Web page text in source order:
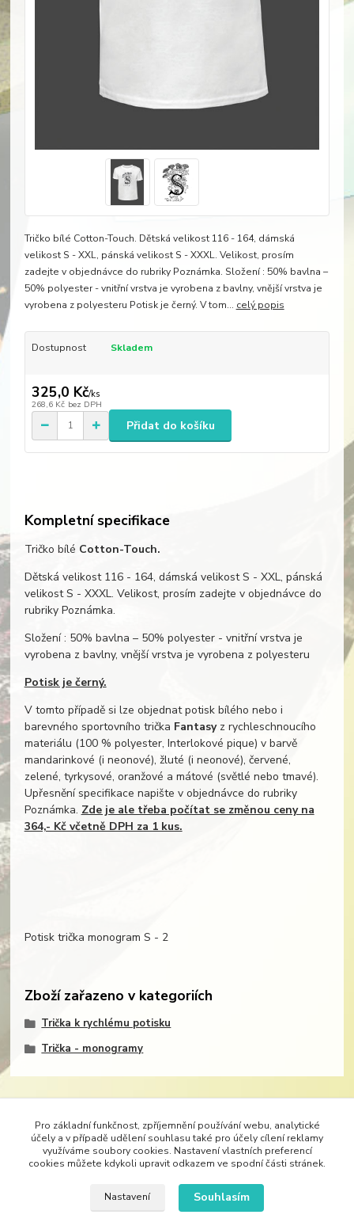
Tričko bílé Cotton-Touch. Dětská velikost 116 - 164, dámská
velikost S - XXL, pánská velikost S - XXXL. Velikost, prosím
zadejte v objednávce do rubriky Poznámka. Složení : 50% bavlna –
50% polyester - vnitřní vrstva je vyrobena z bavlny, vnější vrstva je
vyrobena z polyesteru Potisk je černý. V tom... celý popis
Dostupnost Skladem
325,0 Kč/ks
268,6 Kč bez DPH
Přidat do košíku
Kompletní specifikace
Tričko bílé Cotton-Touch.
Dětská velikost 116 - 164, dámská velikost S - XXL, pánská
velikost S - XXXL. Velikost, prosím zadejte v objednávce do
rubriky Poznámka.
Složení : 50% bavlna – 50% polyester - vnitřní vrstva je
vyrobena z bavlny, vnější vrstva je vyrobena z polyesteru
Potisk je černý.
V tomto případě si lze objednat potisk bílého nebo i
barevného sportovního trička Fantasyz rychleschnoucího
materiálu (100 % polyester, Interlokové pique) v barvě
mandarinkové (i neonové), žluté (i neonové), červené,
zelené, tyrkysové, oranžové a mátové (světlé nebo tmavé).
Upřesnění specifikace napište v objednávce do rubriky
Poznámka. Zde je ale třeba počítat se změnou ceny na
364,- Kč včetně DPH za 1 kus.
Potisk trička monogram S - 2
Zboží zařazeno v kategoriích
Trička k rychlému potisku
Trička - monogramy
Značka Demedal je nositelem exkluzívního trendu originálních potisků látek.Móda je
neoddělitelným průvodcem našeho života. Móda určuje styl oděvů, bytového textilu, ale
potiskem vhodné látky si dopřejete dokonalé dámské šaty – svatební, společenské, šaty
do tanečních, tuniky, kabáty, kalhoty či třeba alespoň trička. Do divadel lze s
Pro základní funkčnost, zpříjemnění používání webu, analytické
účely a v případě udělení souhlasu také pro účely cílení reklamy
využíváme soubory cookies. Nastavení vlastních preferencí
cookies můžete kdykoli upravit odkazem ve spodní části stránek.
Nastavení Souhlasím